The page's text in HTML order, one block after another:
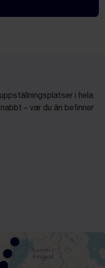
i hela
– var du än befinner